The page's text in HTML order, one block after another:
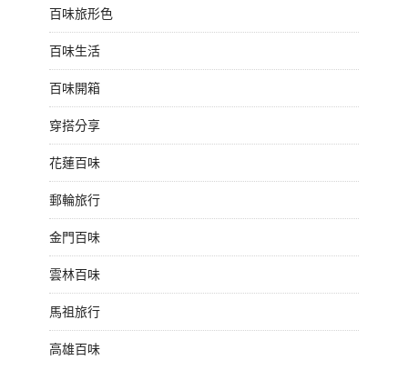
百味旅形色
百味生活
百味開箱
穿搭分享
花蓮百味
郵輪旅行
金門百味
雲林百味
馬祖旅行
高雄百味